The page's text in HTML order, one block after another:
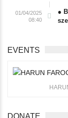
01/04/2025
08:40
●
EVENTS
DONATE